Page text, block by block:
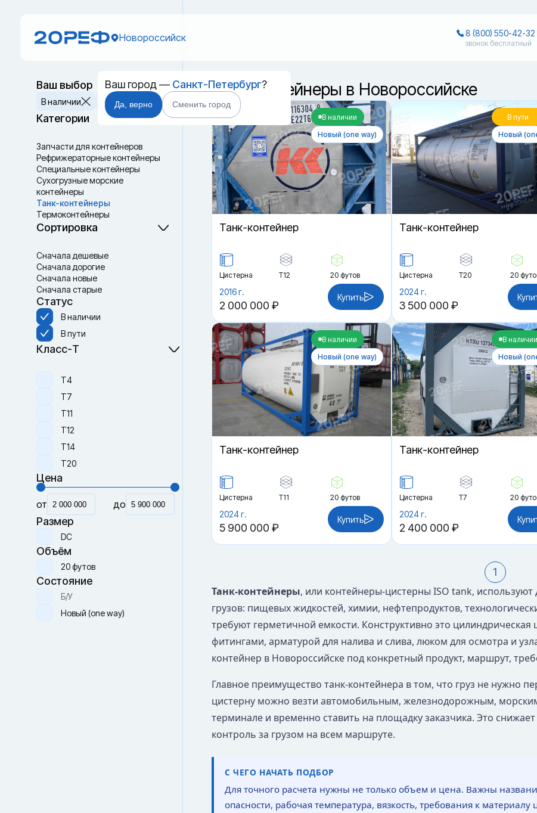
Новороссийск
Ваш город — Санкт-Петербург?
Да, верно Сменить город
8 (800) 550-42-32
звонок бесплатный
Ваш выбор
Сбросить
В наличии
В пути
Категории
Запчасти для контейнеров
Рефрижераторные контейнеры
Специальные контейнеры
Cухогрузные морские
контейнеры
Танк-контейнеры
Термоконтейнеры
Сортировка
Сначала дешевые
Сначала дорогие
Сначала новые
Сначала старые
Статус
В наличии
В пути
Класс-Т
Т4
Т7
Т11
Т12
Т14
Т20
Цена
от до
Размер
DC
Объём
20 футов
Состояние
Б/У
Новый (one way)
Танк-контейнеры в Новороссийске
В наличии
Новый (one way)
Танк-контейнер
Цистерна Т12 20 футов
2016 г.
2 000 000 ₽
Купить
В пути
Новый
Танк-контейнер
Цистерна Т20 20
2024 г.
3 500 000 ₽
В наличии
Новый (one way)
Танк-контейнер
Цистерна Т11 20 футов
2024 г.
5 900 000 ₽
Купить
В наличии
Новый
Танк-контейнер
Цистерна Т7 20
2024 г.
2 400 000 ₽
1
Танк-контейнеры, или контейнеры-цистерны ISO tank,
грузов: пищевых жидкостей, химии, нефтепродуктов,
требуют герметичной емкости. Конструктивно это цилиндрическая
фитингами, арматурой для налива и слива, люком для осмотра и
контейнер в Новороссийске под конкретный продукт, маршрут,
Главное преимущество танк-контейнера в том, что груз не нужно
цистерну можно везти автомобильным, железнодорожным,
терминале и временно ставить на площадку заказчика. Это
контроль за грузом на всем маршруте.
С ЧЕГО НАЧАТЬ ПОДБОР
Для точного расчета нужны не только объем и цена. Важны
опасности, рабочая температура, вязкость, требования к